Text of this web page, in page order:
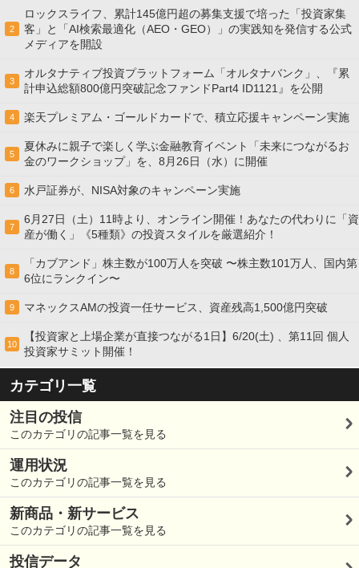
2
ロックスライフ、累計145億円超の募集支援で培った「投資家集
客」と「AI検索最適化（AEO・GEO）」の実践知を発信する公式
メディアを開設
3
オルタナティブ投資プラットフォーム「オルタナバンク」、『累
計申込総額800億円突破記念ファンドPart4 ID1121』を公開
4 楽天プレミアム・ゴールドカードで、積立応援キャンペーン実施
5
夏休みに親子で楽しく学ぶ金融教育イベント「未来につながるお
金のワークショップ」を、8月26日（水）に開催
6 水戸証券が、NISA対象のキャンペーン実施
7
6月27日（土）11時より、オンライン開催！あなたの代わりに「資
産が働く」《5種類》の投資スタイルを厳選紹介！
8
「カブアンド」株主数が100万人を突破 〜株主数101万人、国内第
6位にランクイン〜
9 マネックスAMの投資一任サービス、資産残高1,500億円突破
10
【投資家と上場企業が直接つながる1日】6/20(土) 、第11回 個人
投資家サミット開催！
カテゴリ一覧
注目の投信
このカテゴリの記事一覧を見る
運用状況
このカテゴリの記事一覧を見る
新商品・新サービス
このカテゴリの記事一覧を見る
投信データ